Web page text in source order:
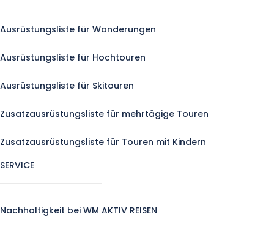
Ausrüstungsliste für Wanderungen
Ausrüstungsliste für Hochtouren
Ausrüstungsliste für Skitouren
Zusatzausrüstungsliste für mehrtägige Touren
Zusatzausrüstungsliste für Touren mit Kindern
SERVICE
Nachhaltigkeit bei WM AKTIV REISEN